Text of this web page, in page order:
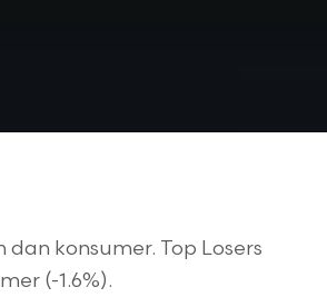
konsumer. Top Losers
(-1.6%).